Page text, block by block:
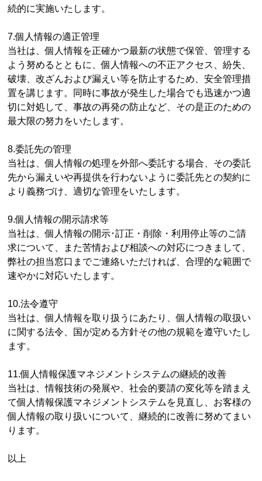
続的に実施いたします。
7.個人情報の適正管理
当社は、個人情報を正確かつ最新の状態で保管、管理する
よう努めるとともに、個人情報への不正アクセス、紛失、
破壊、改ざんおよび漏えい等を防止するため、安全管理措
置を講じます。同時に事故が発生した場合でも迅速かつ適
切に対処して、事故の再発の防止など、その是正のための
最大限の努力をいたします。
8.委託先の管理
当社は、個人情報の処理を外部へ委託する場合、その委託
先から漏えいや再提供を行わないように委託先との契約に
より義務づけ、適切な管理をいたします。
9.個人情報の開示請求等
当社は、個人情報の開示･訂正・削除・利用停止等のご請
求について、また苦情および相談への対応につきまして、
弊社の担当窓口までご連絡いただければ、合理的な範囲で
速やかに対応いたします。
10.法令遵守
当社は、個人情報を取り扱うにあたり、個人情報の取扱い
に関する法令、国が定める方針その他の規範を遵守いたし
ます。
11.個人情報保護マネジメントシステムの継続的改善
当社は、情報技術の発展や、社会的要請の変化等を踏まえ
て個人情報保護マネジメントシステムを見直し、お客様の
個人情報の取り扱いについて、継続的に改善に努めてまい
ります。
以上